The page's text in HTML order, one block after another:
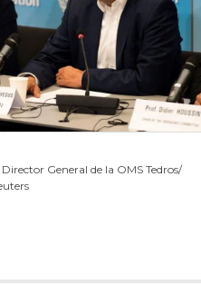
Director General de la OMS Tedros/